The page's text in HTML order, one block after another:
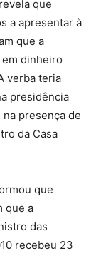
que
a apresentar à
que a
dinheiro
verba teria
presidência
presença de
da Casa
que
que a
das
recebeu 23